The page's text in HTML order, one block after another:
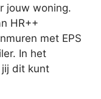
jouw woning.
HR++
met EPS
In het
dit kunt